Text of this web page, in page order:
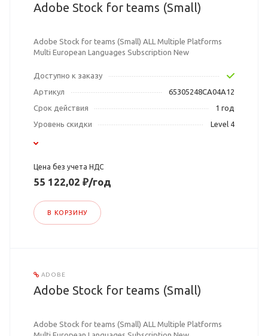
Adobe Stock for teams (Small)
Adobe Stock for teams (Small) ALL Multiple Platforms
Multi European Languages Subscription New
Доступно к заказу
Артикул
65305248CA04A12
Срок действия
1 год
Уровень скидки
Level 4
Цена без учета НДС
55 122,02 ₽/год
В КОРЗИНУ
ADOBE
Adobe Stock for teams (Small)
Adobe Stock for teams (Small) ALL Multiple Platforms